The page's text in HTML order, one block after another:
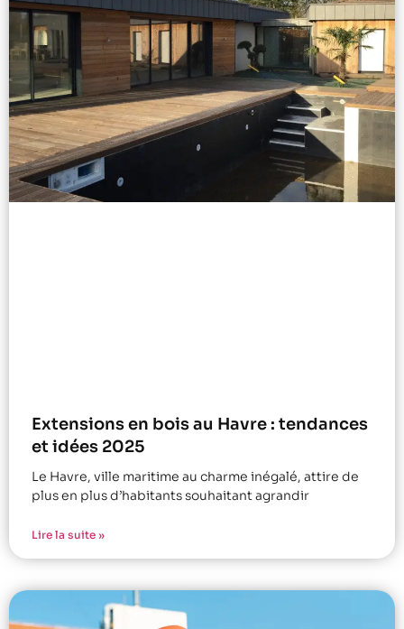
Extensions en bois au Havre : tendances
et idées 2025
Le Havre, ville maritime au charme inégalé, attire de
plus en plus d’habitants souhaitant agrandir
Lire la suite »